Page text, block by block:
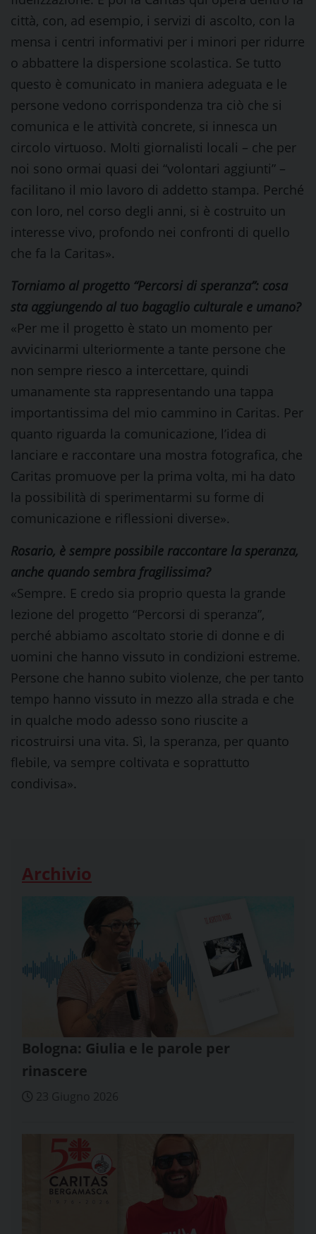
città, con, ad esempio, i servizi di ascolto, con la
mensa i centri informativi per i minori per ridurre
o abbattere la dispersione scolastica. Se tutto
questo è comunicato in maniera adeguata e le
persone vedono corrispondenza tra ciò che si
comunica e le attività concrete, si innesca un
circolo virtuoso. Molti giornalisti locali – che per
noi sono ormai quasi dei “volontari aggiunti” –
facilitano il mio lavoro di addetto stampa. Perché
con loro, nel corso degli anni, si è costruito un
interesse vivo, profondo nei confronti di quello
che fa la Caritas».
Torniamo al progetto “Percorsi di speranza”: cosa
sta aggiungendo al tuo bagaglio culturale e umano?
«Per me il progetto è stato un momento per
avvicinarmi ulteriormente a tante persone che
non sempre riesco a intercettare, quindi
umanamente sta rappresentando una tappa
importantissima del mio cammino in Caritas. Per
quanto riguarda la comunicazione, l’idea di
lanciare e raccontare una mostra fotografica, che
Caritas promuove per la prima volta, mi ha dato
la possibilità di sperimentarmi su forme di
comunicazione e riflessioni diverse».
Rosario, è sempre possibile raccontare la speranza,
anche quando sembra fragilissima?
«Sempre. E credo sia proprio questa la grande
lezione del progetto “Percorsi di speranza”,
perché abbiamo ascoltato storie di donne e di
uomini che hanno vissuto in condizioni estreme.
Persone che hanno subito violenze, che per tanto
tempo hanno vissuto in mezzo alla strada e che
in qualche modo adesso sono riuscite a
ricostruirsi una vita. Sì, la speranza, per quanto
flebile, va sempre coltivata e soprattutto
condivisa».
Archivio
Bologna: Giulia e le parole per
rinascere
23 Giugno 2026